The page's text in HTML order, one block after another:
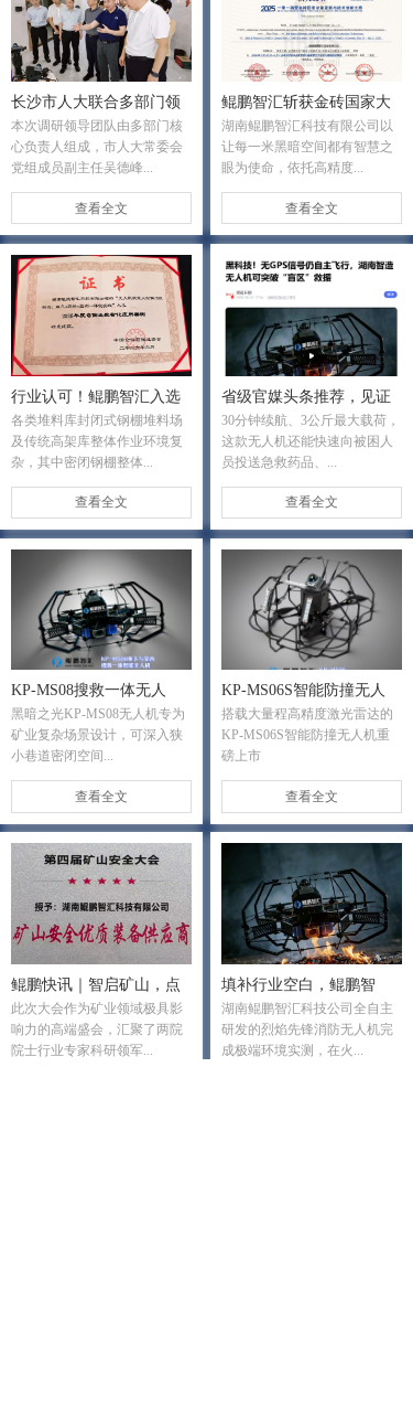
长沙市人大联合多部门领
导莅临鲲鹏智汇调研
本次调研领导团队由多部门核
心负责人组成，市人大常委会
党组成员副主任吴德峰...
查看全文
鲲鹏智汇斩获金砖国家大
赛最高奖项！
湖南鲲鹏智汇科技有限公司以
让每一米黑暗空间都有智慧之
眼为使命，依托高精度...
查看全文
行业认可！鲲鹏智汇入选
2026年度仓储业数智化应
用案例
各类堆料库封闭式钢棚堆料场
及传统高架库整体作业环境复
杂，其中密闭钢棚整体...
查看全文
省级官媒头条推荐，见证
鲲鹏智汇成长
30分钟续航、3公斤最大载荷，
这款无人机还能快速向被困人
员投送急救药品、...
查看全文
KP-MS08搜救一体无人
机：全球载重、航时领先
的地下与室内无人机
黑暗之光KP-MS08无人机专为
矿业复杂场景设计，可深入狭
小巷道密闭空间...
查看全文
KP-MS06S智能防撞无人
机：进口替代！搭载大量
程、高精度激光雷达！
搭载大量程高精度激光雷达的
KP-MS06S智能防撞无人机重
磅上市
查看全文
鲲鹏快讯｜智启矿山，点
亮“黑暗之光”——鲲鹏智
汇受邀出席第四届矿山安
此次大会作为矿业领域极具影
响力的高端盛会，汇聚了两院
院士行业专家科研领军...
填补行业空白，鲲鹏智
汇“烈焰先锋防火无人机亮
相
湖南鲲鹏智汇科技公司全自主
研发的烈焰先锋消防无人机完
成极端环境实测，在火...